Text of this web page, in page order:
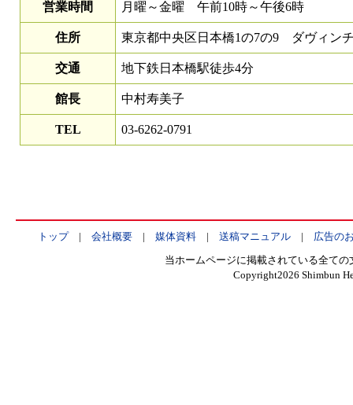
営業時間 月曜～金曜 午前10時～午後6時
住所 東京都中央区日本橋1の7の9 ダヴィン
交通 地下鉄日本橋駅徒歩4分
館長 中村寿美子
TEL 03-6262-0791
トップ| 会社概要| 媒体資料| 送稿マニュアル| 広告の
当ホームページに掲載されている全て
Copyright2026 Shimbun